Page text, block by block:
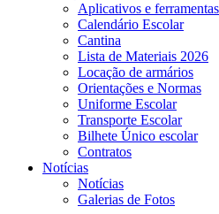
Aplicativos e
Calendário Escolar
Cantina
Lista de Materiais 2026
Locação de armários
Orientações e Normas
Uniforme Escolar
Transporte Escolar
Bilhete Único escolar
Contratos
Notícias
Notícias
Galerias de Fotos